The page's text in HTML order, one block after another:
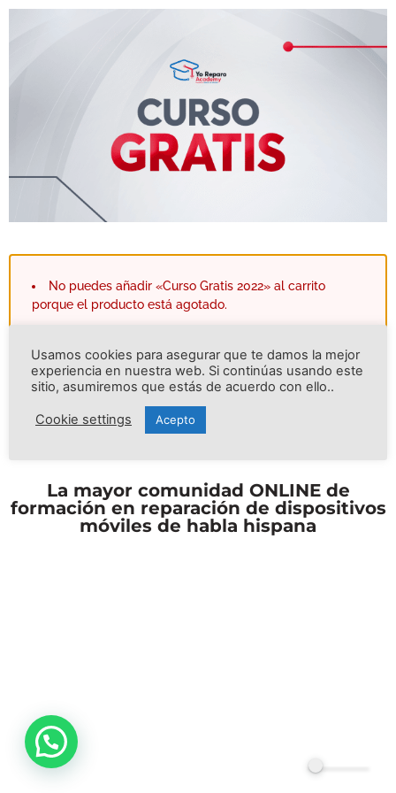
No puedes añadir «Curso Gratis 2022» al carrito
porque el producto está agotado.
La mayor comunidad ONLINE de
formación en reparación de dispositivos
móviles de habla hispana
Usamos cookies para asegurar que te damos la mejor
experiencia en nuestra web. Si continúas usando este
sitio, asumiremos que estás de acuerdo con ello..
Cookie settings Acepto